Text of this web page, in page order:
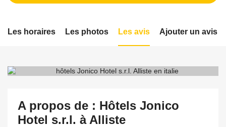
Les horaires Les photos Les avis Ajouter un avis
A propos de : Hôtels Jonico
Hotel s.r.l. à Alliste